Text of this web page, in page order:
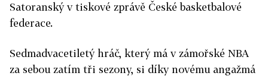
Satoranský v tiskové zprávě České basketbalové
federace.
Sedmadvacetiletý hráč, který má v zámořské NBA
za sebou zatím tři sezony, si díky novému angažmá